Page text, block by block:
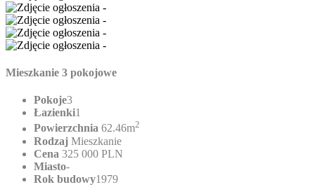
Mieszkanie 3 pokojowe
Pokoje3
Łazienki1
Powierzchnia 62.46m2
Rodzaj Mieszkanie
Cena 325 000 PLN
Miasto-
Rok budowy1979